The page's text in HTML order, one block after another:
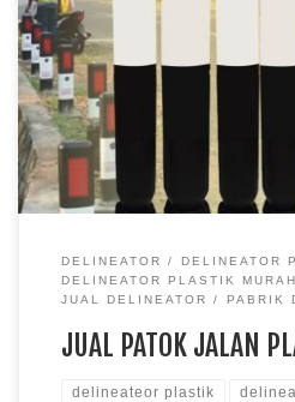
menandai adanya jalan yang
Karena alat ini biasa dipasang di
para pengendara bisa melihat
Delineator ini punya ciri khas
sticker vinil putih […]
DELINEATOR
DELINEATOR
DELINEATOR PLASTIK MURAH
JUAL DELINEATOR
PABRIK
JUAL PATOK JALAN
delineateor plastik